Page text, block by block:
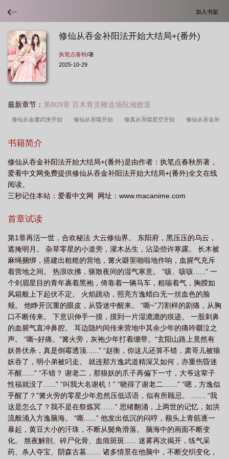
加入书架
修仙从吞金补阳法开始大结局+(番外)
执笔点春秋/著
2025-10-29
最新章节： 第809章 百木青灵鞭道场阮湘败退
修仙从金庸武侠开始 修仙从吞噬开始 修真从吞噬星空开始 修仙从吞金补
从夺舍开始
从磕头开始百度百科 修仙从金庸世界开始 修真从金丹开始 修仙从吐
血 从修真界 修仙从养妖开始百度百科 修仙从金丹开始 修仙从养妖开
始 从修仙道
书籍简介
修仙从吞金补阳法开始大结局+(番外)是由作者：执笔点春秋所著，
爱看中文网免费提供修仙从吞金补阳法开始大结局+(番外)全文在线
阅读。
三秒记住本站：爱看中文网 网址：www.macanime.com
首章试读
第1章再活一世，合欢秘法 大云修仙界。 东阳府，黑压压的乌云，
遮掩明月。 杂草零星的小道旁，灌木丛生，沾染些许寒露。 长木被
麻绳捆绑，搭建出粗糙的营地，篝火噼里啪啦地作响，血腥气充斥
着营地之间。 热浪吹拂，驱散夜间的湿气寒意。 “咳、咳咳......” 一
个剑眉星目的青年裹着黑袍，倚靠着一辆马车，粗喘着气，胸膛如
风箱般上下起伏不定。 火焰跳动，照亮方逸蜡白无一丝血色的脸
颊。 他睁开沉重的眼皮，从昏迷中醒来。 “嘶~”刀割样的剧痛，从胸
口不断传来。 下意识伸手一摸，摸到一片湿漉漉的痕迹。 一股刺鼻
的血腥气直冲鼻腔。 耳边隐约间传来营地中其余少年的痛吟啜泣之
声。 “嘶~好痛。”篝火旁，灰袍少年打着绷带。“玄阳山路上竟然有
妖兽伏杀，真是倒霉透顶......” “赵衡，你这儿还算不错，肃哥儿被狼
妖吞了，明小弟被叼走。 就连那方逸武道精深又如何，亦重伤昏迷
不醒......” “不错？ 谢老二，那狼妖的爪子再偏下一寸，大爷这辈子
性福就没了......” “叫我大名谢机！” “晓得了谢老二.......” “嗯，方逸似
乎醒了？”篝火旁的零星少年忽然压低话语，似有所顾忌。 ....... “我
这是怎么了？我不是在祭炼冥……” 思绪翻涌，上两世的记忆，如洪
流般涌入方逸脑海。 “嘶......” 他发出低沉的闷哼，额头上青筋逐一
暴起，黄豆大小的汗珠，不断从鬓角滑落。 脑海中的画面不断变
化。 熬夜解剖、碎尸化骨、血痕斑斑...... 迷雾再次揭开，练气采
药、杀人夺宝、阴森古墓…… 诸多情景在他脑中，不断交织变化，